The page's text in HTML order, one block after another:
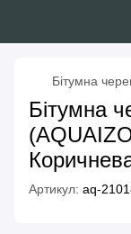
Бітумна
Бітумна
Артикул: aq-